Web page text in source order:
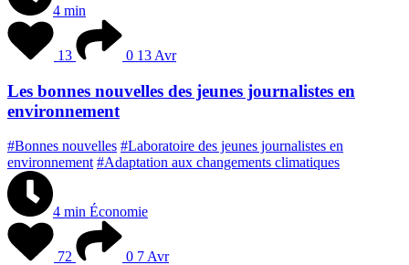
4 min
13 0 13 Avr
Les bonnes nouvelles des jeunes journalistes en
environnement
#Bonnes nouvelles #Laboratoire des jeunes journalistes en
environnement #Adaptation aux changements climatiques
4 min Économie
72 0 7 Avr